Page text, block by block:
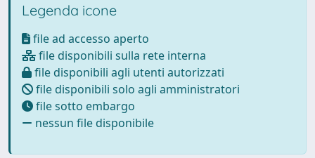
Legenda icone
file ad accesso aperto
file disponibili sulla rete interna
file disponibili agli utenti autorizzati
file disponibili solo agli amministratori
file sotto embargo
nessun file disponibile